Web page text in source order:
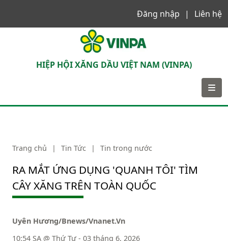
Đăng nhập
Liên hệ
HIỆP HỘI XĂNG DẦU VIỆT NAM (VINPA)
Trang chủ | Tin Tức | Tin trong nước
RA MẮT ỨNG DỤNG 'QUANH TÔI' TÌM
CÂY XĂNG TRÊN TOÀN QUỐC
Uyên Hương/Bnews/Vnanet.Vn
10:54 SA @ Thứ Tư - 03 tháng 6, 2026